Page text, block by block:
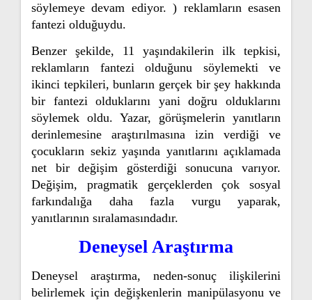
söylemeye devam ediyor. ) reklamların esasen
fantezi olduğuydu.
Benzer şekilde, 11 yaşındakilerin ilk tepkisi,
reklamların fantezi olduğunu söylemekti ve
ikinci tepkileri, bunların gerçek bir şey hakkında
bir fantezi olduklarını yani doğru olduklarını
söylemek oldu. Yazar, görüşmelerin yanıtların
derinlemesine araştırılmasına izin verdiği ve
çocukların sekiz yaşında yanıtlarını açıklamada
net bir değişim gösterdiği sonucuna varıyor.
Değişim, pragmatik gerçeklerden çok sosyal
farkındalığa daha fazla vurgu yaparak,
yanıtlarının sıralamasındadır.
Deneysel Araştırma
Deneysel araştırma, neden-sonuç ilişkilerini
belirlemek için değişkenlerin manipülasyonu ve